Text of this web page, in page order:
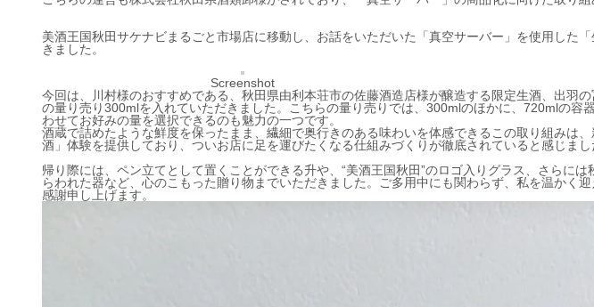
美酒王国秋田サケナビまるごと市場店に移動し、お話をいただいた「真空サーバー」を使用した
きました。
Screenshot
今回は、川村様のおすすめである、秋田県由利本荘市の佐藤酒造店様が醸造する限定生酒、出羽
の量り売り300mlを入れていただきました。こちらの量り売りでは、300mlのほかに、720mlの容
わせてお好みの量を選択できるのも魅力の一つです。
酒蔵で詰めたような鮮度を保ったまま、繊細で奥行きのある味わいを体感できるこの取り組みは
酒」体験を提供しており、ついお店に足を運びたくなる仕組みづくりが徹底されていると感じまし
帰り際には、ペン立てとして置くことができる升や、“美酒王国秋田”のロゴ入りグラス、さらには
らわれた器など、心のこもった贈り物までいただきました。ご多用中にも関わらず、私を温かく
感謝申し上げます。